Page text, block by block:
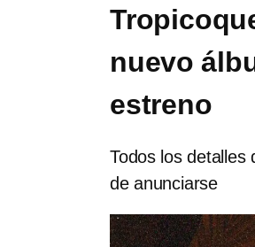
nuevo
estreno
Todos los detalles
de anunciarse